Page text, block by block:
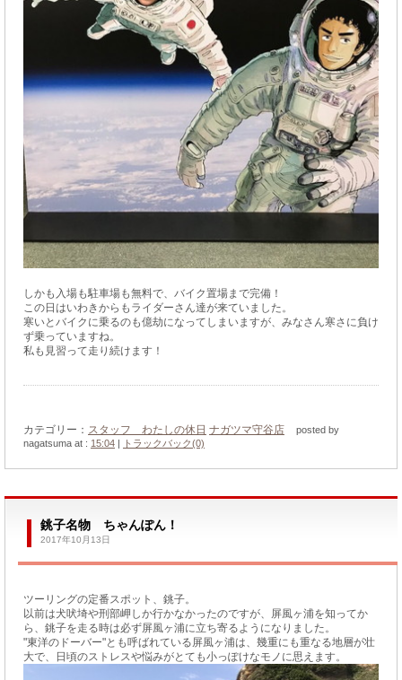
しかも入場も駐車場も無料で、バイク置場まで完備！
この日はいわきからもライダーさん達が来ていました。
寒いとバイクに乗るのも億劫になってしまいますが、みなさん寒さに負け
ず乗っていますね。
私も見習って走り続けます！
カテゴリー： スタッフ わたしの休日 ナガツマ守谷店
posted by
nagatsuma at : 15:04 | トラックバック(0)
銚子名物 ちゃんぽん！
2017年10月13日
ツーリングの定番スポット、銚子。
以前は犬吠埼や刑部岬しか行かなかったのですが、屏風ヶ浦を知ってか
ら、銚子を走る時は必ず屏風ヶ浦に立ち寄るようになりました。
"東洋のドーバー"とも呼ばれている屏風ヶ浦は、幾重にも重なる地層が壮
大で、日頃のストレスや悩みがとても小っぽけなモノに思えます。